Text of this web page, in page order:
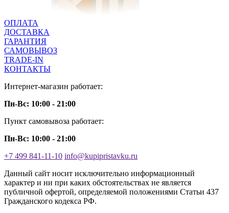
ОПЛАТА
ДОСТАВКА
ГАРАНТИЯ
САМОВЫВОЗ
TRADE-IN
КОНТАКТЫ
Интернет-магазин работает:
Пн-Вс: 10:00 - 21:00
Пункт самовывоза работает:
Пн-Вс: 10:00 - 21:00
+7 499 841-11-10 info@kupipristavku.ru
Данный сайт носит исключительно информационный
характер и ни при каких обстоятельствах не является
публичной офертой, определяемой положениями Статьи 437
Гражданского кодекса РФ.